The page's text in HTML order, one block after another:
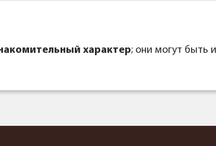
характер; они могут быть